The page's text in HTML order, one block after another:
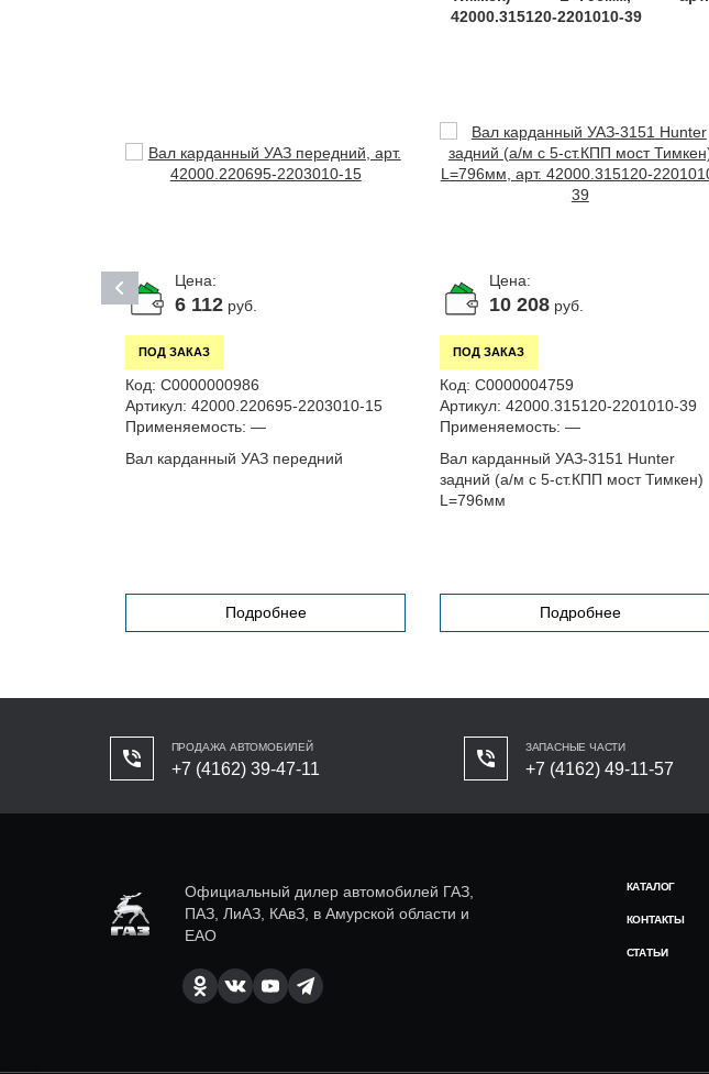
Цена:
6 112 руб.
ПОД ЗАКАЗ
Код: С0000000986
Артикул: 42000.220695-2203010-15
Применяемость: —
Вал карданный УАЗ передний
Подробнее
42000.315120-2201010-39
Цена:
10 208 руб.
ПОД ЗАКАЗ
Код: С0000004759
Артикул: 42000.315120-2201010-39
Применяемость: —
Вал карданный УАЗ-3151 Hunter
задний (а/м с 5-ст.КПП мост Тимкен)
L=796мм
Подробнее
ПРОДАЖА АВТОМОБИЛЕЙ
+7 (4162) 39-47-11
ЗАПАСНЫЕ ЧАСТИ
+7 (4162) 49-11-57
Официальный дилер автомобилей ГАЗ,
ПАЗ, ЛиАЗ, КАвЗ, в Амурской области и
ЕАО
КАТАЛОГ
КОНТАКТЫ
СТАТЬИ